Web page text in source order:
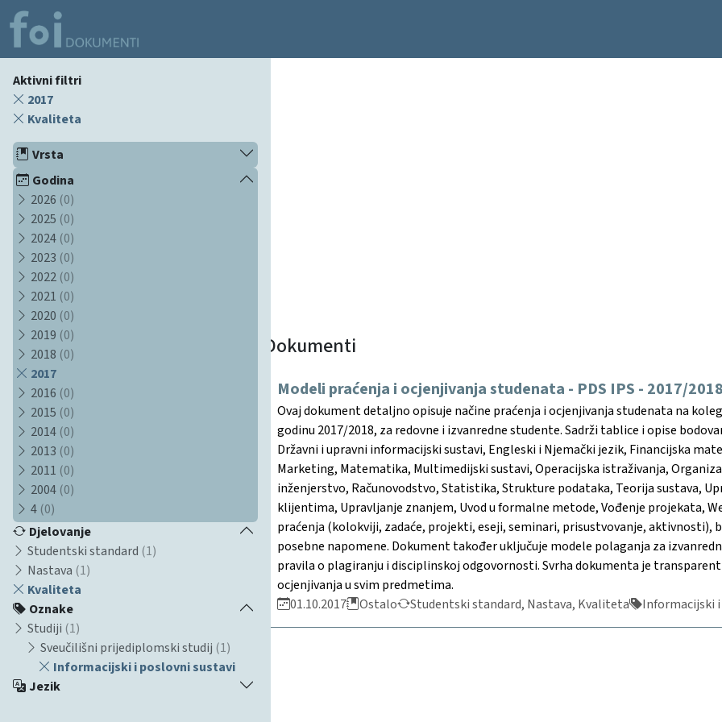
Aktivni filtri
2017
Kvaliteta
Vrsta
Godina
2026 (0)
2025 (0)
2024 (0)
2023 (0)
2022 (0)
2021 (0)
2020 (0)
2019 (0)
2018 (0)
2017
2016 (0)
2015 (0)
2014 (0)
2013 (0)
2011 (0)
2004 (0)
4 (0)
Djelovanje
Studentski standard (1)
Nastava (1)
Kvaliteta
Oznake
Studiji (1)
Sveučilišni prijediplomski studij (1)
Informacijski i poslovni sustavi
Jezik
Dokumenti
Modeli praćenja i ocjenjivanja studenata - PDS IPS - 2017/2018
Ovaj dokument detaljno opisuje načine praćenja i ocjenjivanja studenata na
godinu 2017/2018, za redovne i izvanredne studente. Sadrži tablice i opise
Državni i upravni informacijski sustavi, Engleski i Njemački jezik, Financijska
Marketing, Matematika, Multimedijski sustavi, Operacijska istraživanja,
inženjerstvo, Računovodstvo, Statistika, Strukture podataka, Teorija sustava,
klijentima, Upravljanje znanjem, Uvod u formalne metode, Vođenje projekata,
praćenja (kolokviji, zadaće, projekti, eseji, seminari, prisustvovanje, aktivnosti),
posebne napomene. Dokument također uključuje modele polaganja za
pravila o plagiranju i disciplinskoj odgovornosti. Svrha dokumenta je
ocjenjivanja u svim predmetima.
01.10.2017
Ostalo Studentski standard, Nastava, Kvaliteta Informacijski